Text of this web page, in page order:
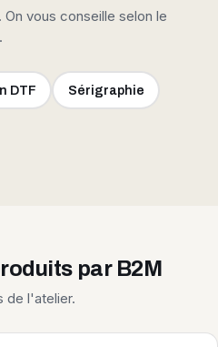
vous conseille selon le
DTF Sérigraphie
par B2M
de l'atelier.